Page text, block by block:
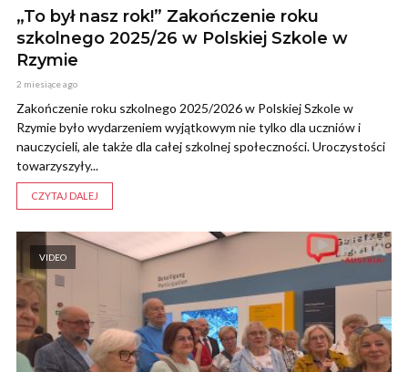
„To był nasz rok!” Zakończenie roku
szkolnego 2025/26 w Polskiej Szkole w
Rzymie
2 miesiące ago
Zakończenie roku szkolnego 2025/2026 w Polskiej Szkole w
Rzymie było wydarzeniem wyjątkowym nie tylko dla uczniów i
nauczycieli, ale także dla całej szkolnej społeczności. Uroczystości
towarzyszyły...
CZYTAJ DALEJ
VIDEO